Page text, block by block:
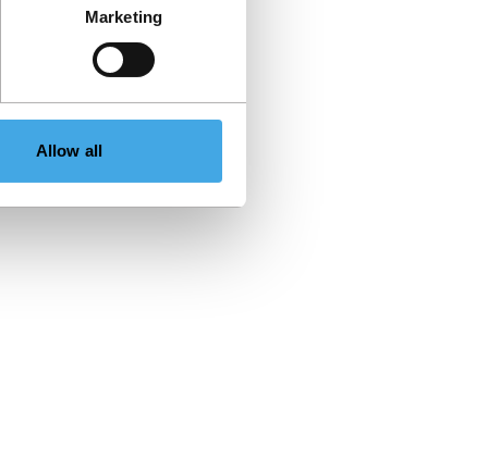
Marketing
Allow all